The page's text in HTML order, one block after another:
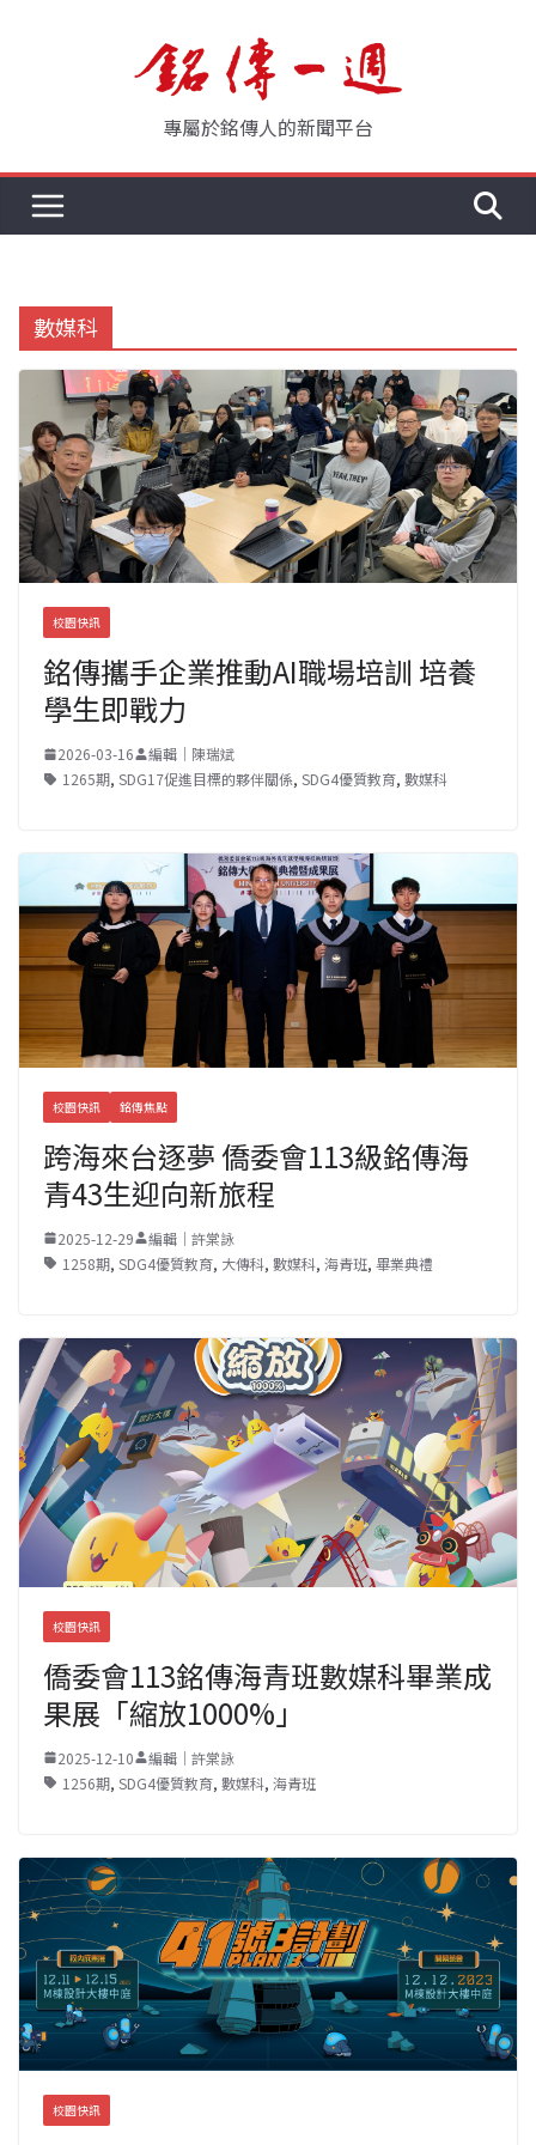
專屬於銘傳人的新聞平台
數媒科
校園快訊
銘傳攜手企業推動AI職場培訓 培養
學生即戰力
2026-03-16
編輯｜陳瑞斌
1265期, SDG17促進目標的夥伴關係, SDG4優質教育, 數媒科
校園快訊 銘傳焦點
跨海來台逐夢 僑委會113級銘傳海
青43生迎向新旅程
2025-12-29
編輯｜許棠詠
1258期, SDG4優質教育, 大傳科, 數媒科, 海青班, 畢業典禮
校園快訊
僑委會113銘傳海青班數媒科畢業成
果展「縮放1000%」
2025-12-10
編輯｜許棠詠
1256期, SDG4優質教育, 數媒科, 海青班
校園快訊